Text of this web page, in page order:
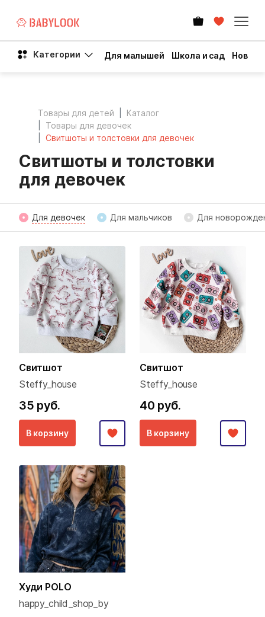
Категории Для малышей Школа и сад Новый
Товары для детей
Каталог
Товары для девочек
Свитшоты и толстовки для девочек
Свитшоты и толстовки
для девочек
Для девочек Для мальчиков Для
Свитшот
Steffy_house
35 руб.
В корзину
Свитшот
Steffy_house
40 руб.
В корзину
Худи POLO
happy_child_shop_by